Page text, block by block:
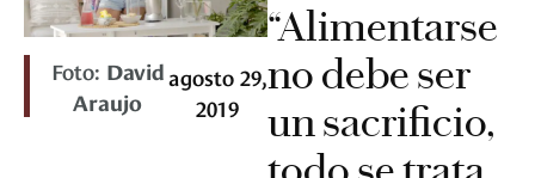
Foto: David
Araujo
agosto 29,
2019
“Alimentarse
no debe ser
un sacrificio,